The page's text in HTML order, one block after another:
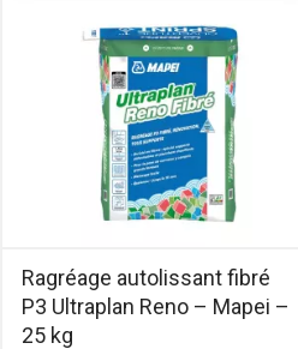
Ragréage autolissant fibré
P3 Ultraplan Reno – Mapei –
25 kg